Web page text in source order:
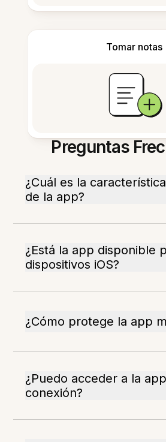
Tomar notas
Preguntas
¿Cuál es la
de la app?
¿Está la app disponible
dispositivos iOS?
¿Cómo protege la app
¿Puedo acceder a la
conexión?